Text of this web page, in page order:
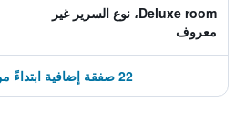
Deluxe room، نوع السرير غير
معروف
22 صفقة إضافية ابتداءً من 532 ﷼